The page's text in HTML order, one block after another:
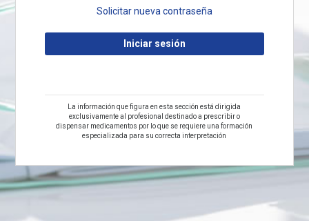
Solicitar nueva contraseña
La información que figura en esta sección está dirigida
exclusivamente al profesional destinado a prescribir o
dispensar medicamentos por lo que se requiere una formación
especializada para su correcta interpretación